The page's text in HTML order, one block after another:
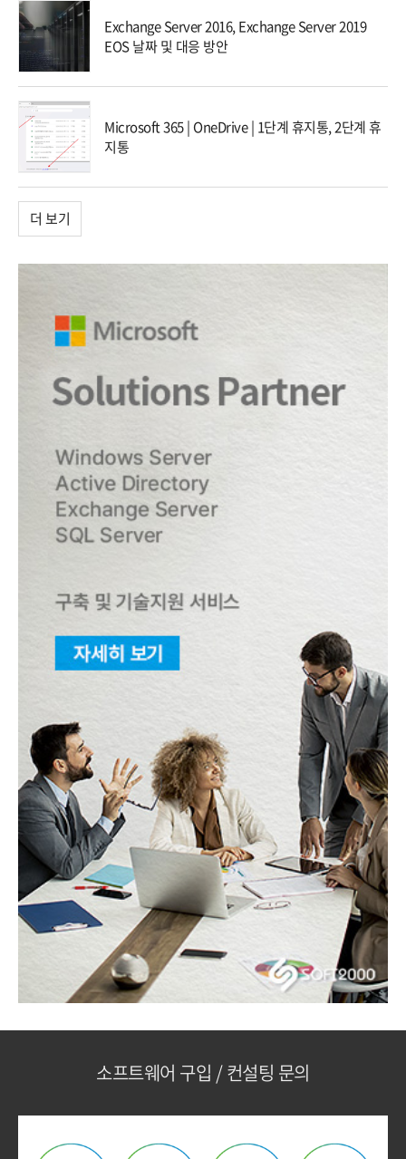
Exchange Server 2016, Exchange Server 2019
EOS 날짜 및 대응 방안
Microsoft 365 | OneDrive | 1단계 휴지통, 2단계 휴
지통
더 보기
소프트웨어 구입 / 컨설팅 문의